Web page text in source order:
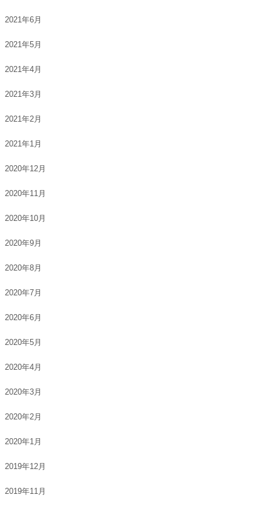
2021年6月
2021年5月
2021年4月
2021年3月
2021年2月
2021年1月
2020年12月
2020年11月
2020年10月
2020年9月
2020年8月
2020年7月
2020年6月
2020年5月
2020年4月
2020年3月
2020年2月
2020年1月
2019年12月
2019年11月